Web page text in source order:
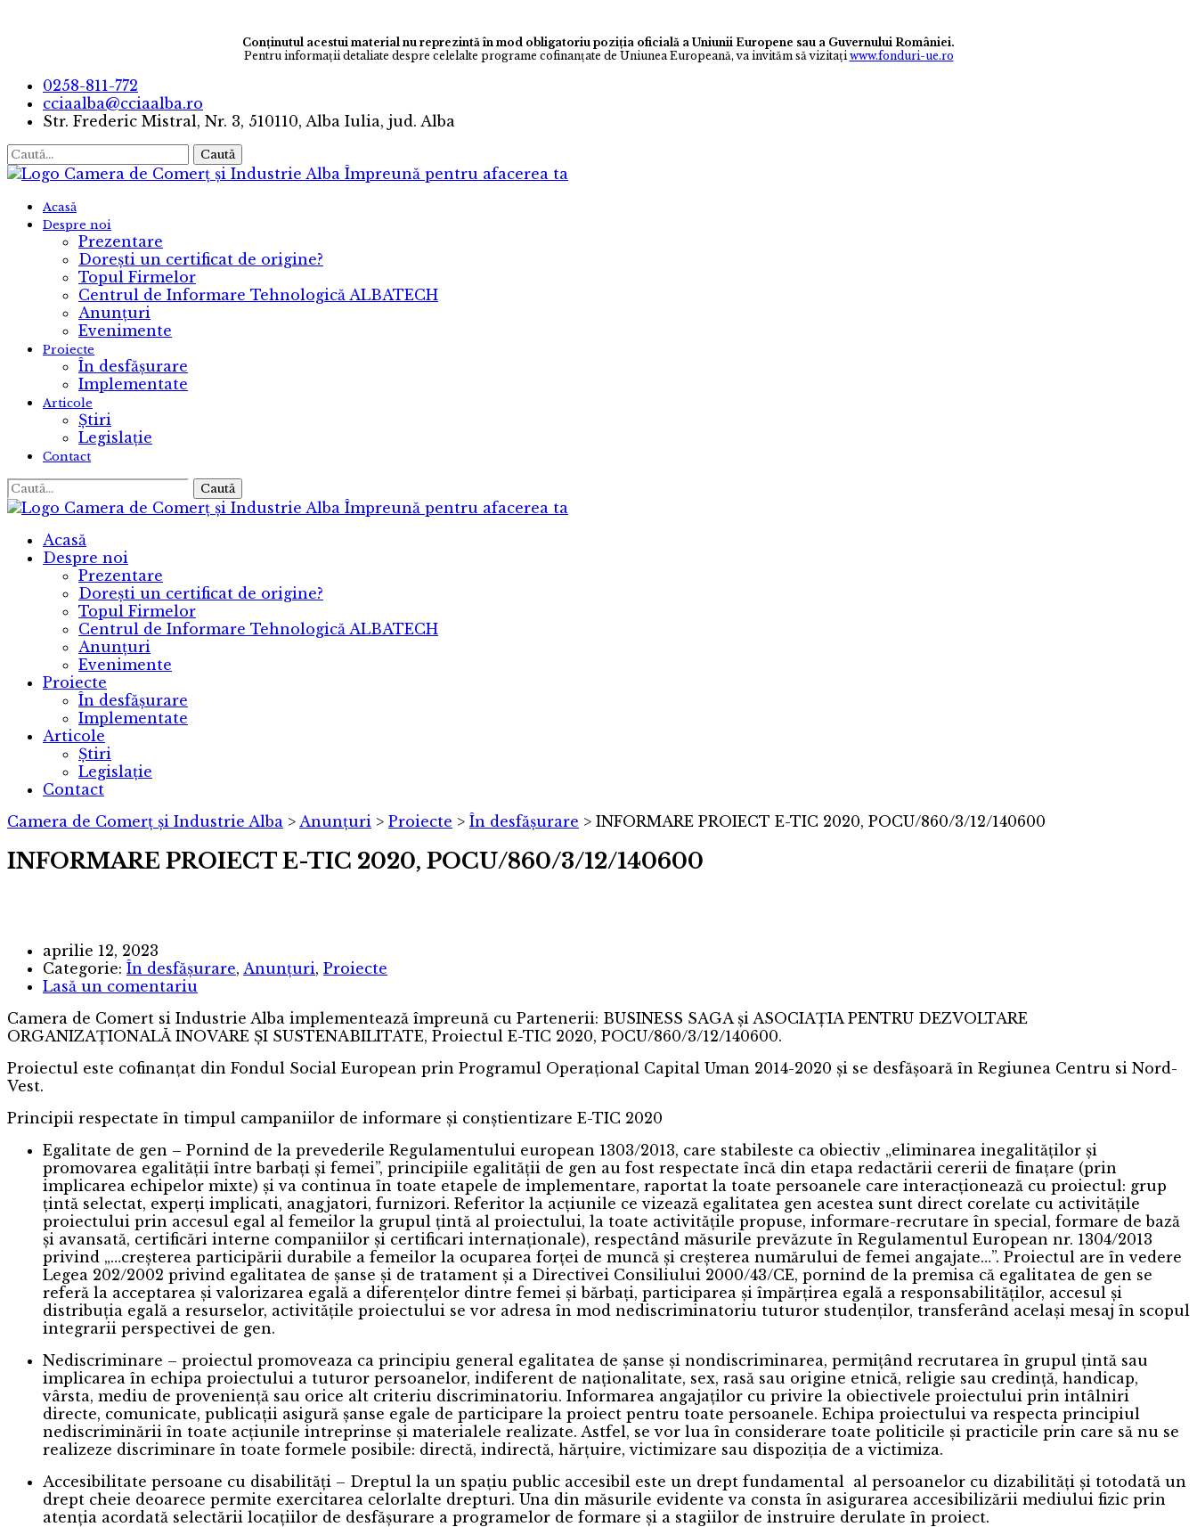
Conținutul acestui material nu reprezintă în mod obligatoriu poziția oficială a Uniunii Europene sau a Guvernului României.
Pentru informaţii detaliate despre celelalte programe cofinanţate de Uniunea Europeană, va invităm să vizitaţiwww.fonduri-ue.ro
0258-811-772
cciaalba@cciaalba.ro
Str. Frederic Mistral, Nr. 3, 510110, Alba Iulia, jud. Alba
Caută
Camera de Comerț și Industrie Alba Împreună pentru afacerea ta
Acasă
Despre noi
Prezentare
Dorești un certificat de origine?
Topul Firmelor
Centrul de Informare Tehnologică ALBATECH
Anunțuri
Evenimente
Proiecte
În desfășurare
Implementate
Articole
Știri
Legislație
Contact
Caută
Camera de Comerț și Industrie Alba Împreună pentru afacerea ta
Acasă
Despre noi
Prezentare
Dorești un certificat de origine?
Topul Firmelor
Centrul de Informare Tehnologică ALBATECH
Anunțuri
Evenimente
Proiecte
În desfășurare
Implementate
Articole
Știri
Legislație
Contact
Camera de Comerț și Industrie Alba > Anunțuri > Proiecte > În desfășurare > INFORMARE PROIECT E-TIC 2020, POCU/860/3/12/140600
INFORMARE PROIECT E-TIC 2020, POCU/860/3/12/140600
aprilie 12, 2023
Categorie: În desfășurare, Anunțuri, Proiecte
Lasă un comentariu
Camera de Comert si Industrie Alba implementează împreună cu Partenerii: BUSINESS SAGA și ASOCIAȚIA PENTRU DEZVOLTARE
ORGANIZAȚIONALĂ INOVARE ȘI SUSTENABILITATE, Proiectul E-TIC 2020, POCU/860/3/12/140600.
Proiectul este cofinanțat din Fondul Social European prin Programul Operațional Capital Uman 2014-2020 și se desfășoară în Regiunea Centru si Nord-
Vest.
Principii respectate în timpul campaniilor de informare și conștientizare E-TIC 2020
Egalitate de gen – Pornind de la prevederile Regulamentului european 1303/2013, care stabileste ca obiectiv „eliminarea inegalităților și
promovarea egalității între barbați și femei”, principiile egalității de gen au fost respectate încă din etapa redactării cererii de finațare (prin
implicarea echipelor mixte) și va continua în toate etapele de implementare, raportat la toate persoanele care interacționează cu proiectul: grup
țintă selectat, experți implicati, anagjatori, furnizori. Referitor la acțiunile ce vizează egalitatea gen acestea sunt direct corelate cu activitățile
proiectului prin accesul egal al femeilor la grupul țintă al proiectului, la toate activitățile propuse, informare-recrutare în special, formare de bază
și avansată, certificări interne companiilor și certificari internaționale), respectând măsurile prevăzute în Regulamentul European nr. 1304/2013
privind „…creșterea participării durabile a femeilor la ocuparea forței de muncă și creșterea numărului de femei angajate…”. Proiectul are în vedere
Legea 202/2002 privind egalitatea de șanse și de tratament și a Directivei Consiliului 2000/43/CE, pornind de la premisa că egalitatea de gen se
referă la acceptarea și valorizarea egală a diferențelor dintre femei și bărbați, participarea și împărțirea egală a responsabilităților, accesul și
distribuția egală a resurselor, activitățile proiectului se vor adresa în mod nediscriminatoriu tuturor studenților, transferând același mesaj în scopul
integrarii perspectivei de gen.
Nediscriminare – proiectul promoveaza ca principiu general egalitatea de șanse și nondiscriminarea, permițând recrutarea în grupul țintă sau
implicarea în echipa proiectului a tuturor persoanelor, indiferent de naționalitate, sex, rasă sau origine etnică, religie sau credință, handicap,
vârsta, mediu de proveniență sau orice alt criteriu discriminatoriu. Informarea angajaților cu privire la obiectivele proiectului prin intâlniri
directe, comunicate, publicații asigură șanse egale de participare la proiect pentru toate persoanele. Echipa proiectului va respecta principiul
nediscriminării în toate acțiunile intreprinse și materialele realizate. Astfel, se vor lua în considerare toate politicile și practicile prin care să nu se
realizeze discriminare în toate formele posibile: directă, indirectă, hărțuire, victimizare sau dispoziția de a victimiza.
Accesibilitate persoane cu disabilități – Dreptul la un spațiu public accesibil este un drept fundamental al persoanelor cu dizabilități și totodată un
drept cheie deoarece permite exercitarea celorlalte drepturi. Una din măsurile evidente va consta în asigurarea accesibilizării mediului fizic prin
atenția acordată selectării locațiilor de desfășurare a programelor de formare și a stagiilor de instruire derulate în proiect.